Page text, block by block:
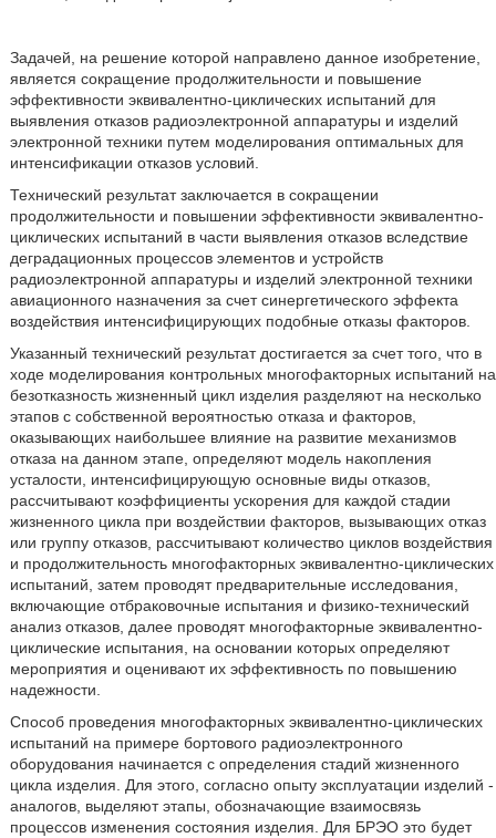
Задачей, на решение которой направлено данное изобретение,
является сокращение продолжительности и повышение
эффективности эквивалентно-циклических испытаний для
выявления отказов радиоэлектронной аппаратуры и изделий
электронной техники путем моделирования оптимальных для
интенсификации отказов условий.
Технический результат заключается в сокращении
продолжительности и повышении эффективности эквивалентно-
циклических испытаний в части выявления отказов вследствие
деградационных процессов элементов и устройств
радиоэлектронной аппаратуры и изделий электронной техники
авиационного назначения за счет синергетического эффекта
воздействия интенсифицирующих подобные отказы факторов.
Указанный технический результат достигается за счет того, что в
ходе моделирования контрольных многофакторных испытаний на
безотказность жизненный цикл изделия разделяют на несколько
этапов с собственной вероятностью отказа и факторов,
оказывающих наибольшее влияние на развитие механизмов
отказа на данном этапе, определяют модель накопления
усталости, интенсифицирующую основные виды отказов,
рассчитывают коэффициенты ускорения для каждой стадии
жизненного цикла при воздействии факторов, вызывающих отказ
или группу отказов, рассчитывают количество циклов воздействия
и продолжительность многофакторных эквивалентно-циклических
испытаний, затем проводят предварительные исследования,
включающие отбраковочные испытания и физико-технический
анализ отказов, далее проводят многофакторные эквивалентно-
циклические испытания, на основании которых определяют
мероприятия и оценивают их эффективность по повышению
надежности.
Способ проведения многофакторных эквивалентно-циклических
испытаний на примере бортового радиоэлектронного
оборудования начинается с определения стадий жизненного
цикла изделия. Для этого, согласно опыту эксплуатации изделий -
аналогов, выделяют этапы, обозначающие взаимосвязь
процессов изменения состояния изделия. Для БРЭО это будет